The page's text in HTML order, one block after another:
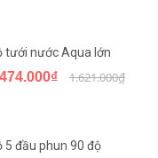
tưới nước Aqua lớn
1.621.000₫
5 đầu phun 90 độ